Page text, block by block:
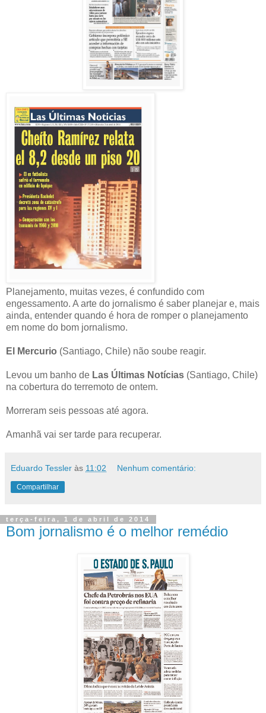
Planejamento, muitas vezes, é confundido com
engessamento. A arte do jornalismo é saber planejar e, mais
ainda, entender quando é hora de romper o planejamento
em nome do bom jornalismo.
El Mercurio (Santiago, Chile) não soube reagir.
Levou um banho de Las Últimas Notícias (Santiago, Chile)
na cobertura do terremoto de ontem.
Morreram seis pessoas até agora.
Amanhã vai ser tarde para recuperar.
Eduardo Tessler às 11:02 Nenhum comentário:
Compartilhar
terça-feira, 1 de abril de 2014
Bom jornalismo é o melhor remédio